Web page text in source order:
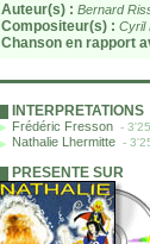
Auteur(s) : Bernard
Compositeur(s) : Cyril
Chanson en rapport
INTERPRETATIONS
Frédéric Fresson - 3'25
Nathalie Lhermitte -
PRESENTE SUR